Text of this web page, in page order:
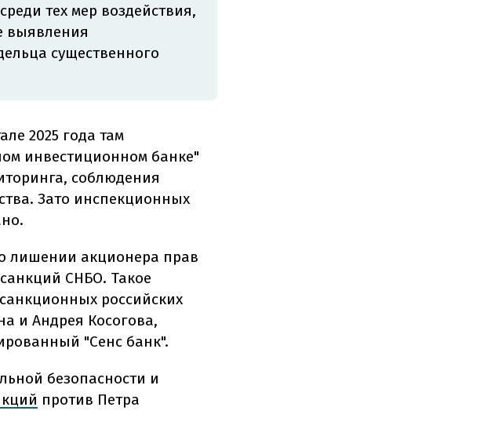
тех мер воздействия,
выявления
существенного
2025 года там
инвестиционном банке"
соблюдения
Зато инспекционных
лишении акционера прав
СНБО. Такое
российских
и Андрея Косогова,
"Сенс банк".
безопасности и
против Петра